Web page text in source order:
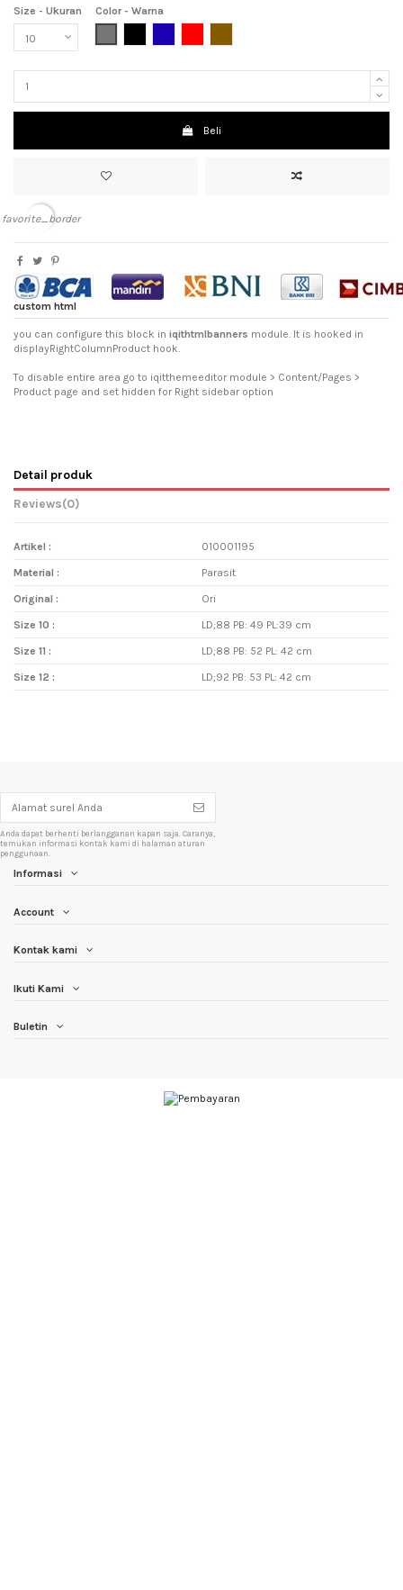
Size - Ukuran
Color - Warna
Beli
favorite_border
custom html
you can configure this block in iqithtmlbanners module. It is hooked in
displayRightColumnProduct hook.
To disable entire area go to iqitthemeeditor module > Content/Pages >
Product page and set hidden for Right sidebar option
Detail produk
Reviews(0)
Artikel : 010001195
Material : Parasit
Original : Ori
Size 10 : LD;88 PB: 49 PL:39 cm
Size 11 : LD;88 PB: 52 PL: 42 cm
Size 12 : LD;92 PB: 53 PL: 42 cm
Anda dapat berhenti berlangganan kapan saja. Caranya,
temukan informasi kontak kami di halaman aturan
penggunaan.
Informasi
Account
Kontak kami
Ikuti Kami
Buletin